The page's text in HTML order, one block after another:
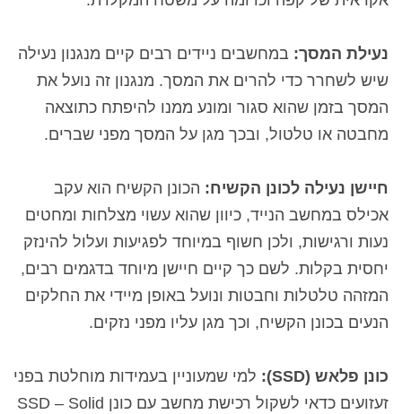
נעילת המסך: במחשבים ניידים רבים קיים מנגנון נעילה
שיש לשחרר כדי להרים את המסך. מנגנון זה נועל את
המסך בזמן שהוא סגור ומונע ממנו להיפתח כתוצאה
מחבטה או טלטול, ובכך מגן על המסך מפני שברים.
חיישן נעילה לכונן הקשיח: הכונן הקשיח הוא עקב
אכילס במחשב הנייד, כיוון שהוא עשוי מצלחות ומחטים
נעות ורגישות, ולכן חשוף במיוחד לפגיעות ועלול להינזק
יחסית בקלות. לשם כך קיים חיישן מיוחד בדגמים רבים,
המזהה טלטלות וחבטות ונועל באופן מיידי את החלקים
הנעים בכונן הקשיח, וכך מגן עליו מפני נזקים.
כונן פלאש (SSD ): למי שמעוניין בעמידות מוחלטת בפני
זעזועים כדאי לשקול רכישת מחשב עם כונן SSD – Solid